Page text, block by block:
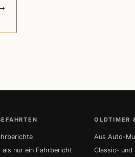
→
als nur ein Fahrbericht
OLDTIMER
Aus Auto-
Classic- und